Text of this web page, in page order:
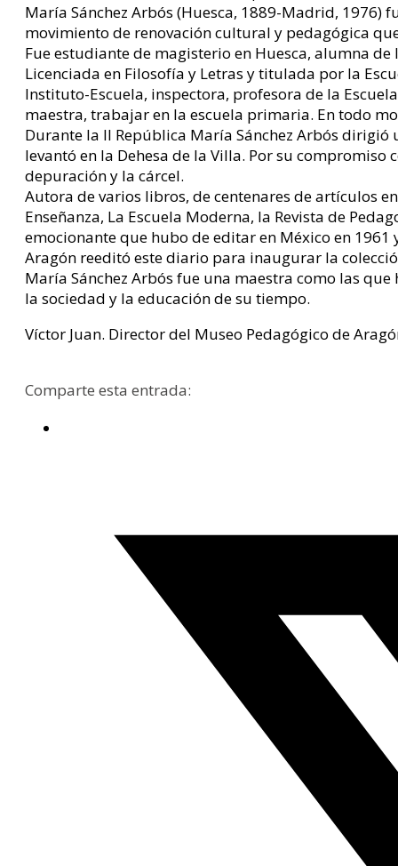
María Sánchez Arbós (Huesca, 1889-Madrid,
movimiento de renovación cultural y pedagógica
Fue estudiante de magisterio en Huesca, alumna
Licenciada en Filosofía y Letras y titulada por la
Instituto-Escuela, inspectora, profesora de la
maestra, trabajar en la escuela primaria. En todo
Durante la II República María Sánchez Arbós dirigió
levantó en la Dehesa de la Villa. Por su
depuración y la cárcel.
Autora de varios libros, de centenares de artículos
Enseñanza, La Escuela Moderna, la Revista de
emocionante que hubo de editar en México en
Aragón reeditó este diario para inaugurar la
María Sánchez Arbós fue una maestra como las
la sociedad y la educación de su tiempo.
Víctor Juan. Director del Museo Pedagógico de
Comparte esta entrada: